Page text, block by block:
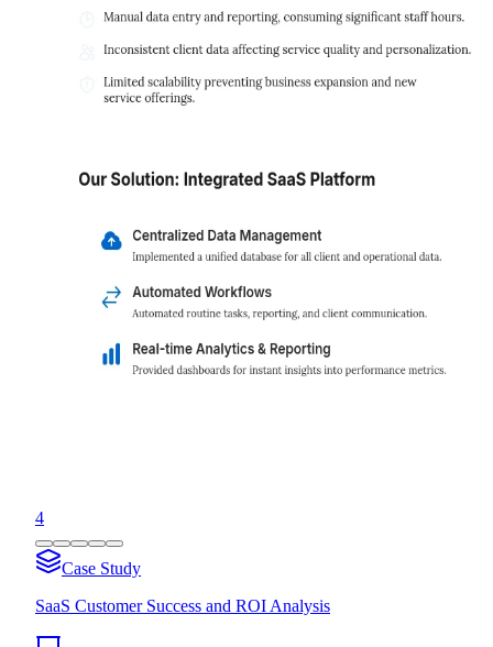
4
Case Study
SaaS Customer Success and ROI Analysis